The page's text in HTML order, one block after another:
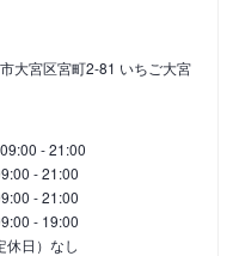
大宮区宮町2-81 いちご大宮
09:00 - 21:00
- 21:00
- 21:00
- 19:00
休日）なし